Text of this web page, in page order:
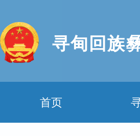
寻甸回族
首页